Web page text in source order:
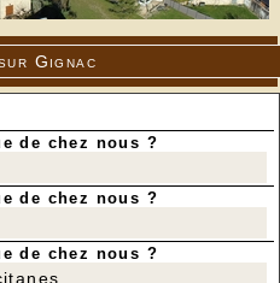
Gignac
de chez nous ?
de chez nous ?
de chez nous ?